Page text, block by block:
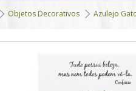
Objetos Decorativos Azulejo